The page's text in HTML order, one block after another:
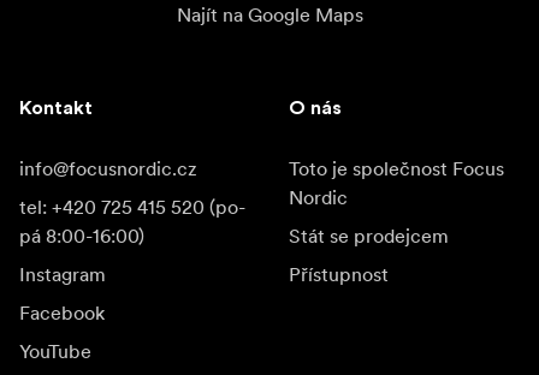
Najít na Google Maps
Kontakt
info@focusnordic.cz
tel: +420 725 415 520 (po-
pá 8:00-16:00)
Instagram
Facebook
YouTube
O nás
Toto je společnost Focus
Nordic
Stát se prodejcem
Přístupnost